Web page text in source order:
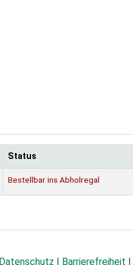
Status
Bestellbar ins Abholregal
Datenschutz Barrierefreiheit